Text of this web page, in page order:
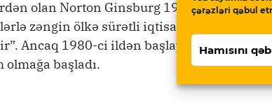
çərəzləri qəbul
Hamısını
olan Norton Ginsburg 1957-ci ildə
zəngin ölkə sürətli iqtisadi inkişaf üçün
Ancaq 1980-ci ildən başlayaraq, bunun
olmağa başladı.